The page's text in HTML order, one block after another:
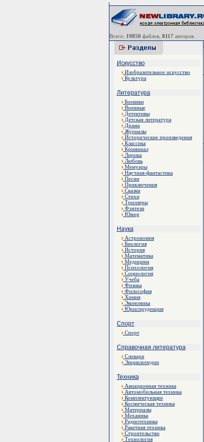
Всего: 19850 файлов, 8117 авторов.
Искусство
Изобразительное искусство
Культура
Литература
Боевики
Военные
Детективы
Детская литература
Драма
Журналы
Исторические произведения
Классика
Криминал
Лирика
Любовь
Мемуары
Научная-фантастика
Песни
Приключения
Сказки
Стихи
Триллеры
Фэнтези
Юмор
Наука
Астрономия
Биология
История
Математика
Медицина
Психология
Социология
Учеба
Физика
Философия
Химия
Экономика
Юриспруденция
Спорт
Спорт
Справочная литература
Словари
Энциклопедии
Техника
Авиационная техника
Автомобильная техника
Комплектующие
Космическая техника
Материалы
Механика
Радиотехника
Ракетная техника
Строительство
Технология